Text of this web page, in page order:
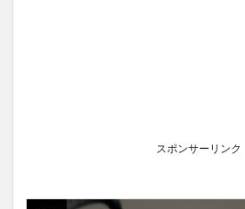
スポンサーリンク